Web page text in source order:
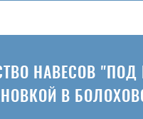
НАВЕСОВ
В